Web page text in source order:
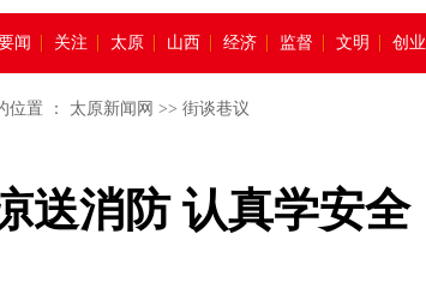
闻 关注 太原 山西 经济 监督 文明 创业
位置 ： 太原新闻网 >> 街谈巷议
送消防 认真学安全